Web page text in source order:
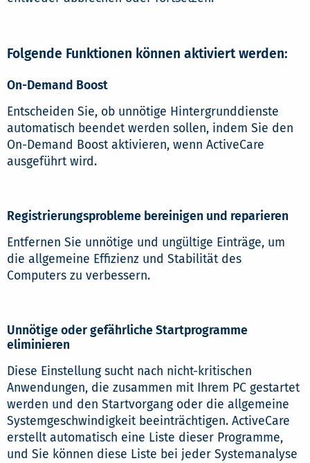
Folgende Funktionen können aktiviert werden:
On-Demand Boost
Entscheiden Sie, ob unnötige Hintergrunddienste
automatisch beendet werden sollen, indem Sie den
On-Demand Boost aktivieren, wenn ActiveCare
ausgeführt wird.
Registrierungsprobleme bereinigen und reparieren
Entfernen Sie unnötige und ungültige Einträge, um
die allgemeine Effizienz und Stabilität des
Computers zu verbessern.
Unnötige oder gefährliche Startprogramme
eliminieren
Diese Einstellung sucht nach nicht-kritischen
Anwendungen, die zusammen mit Ihrem PC gestartet
werden und den Startvorgang oder die allgemeine
Systemgeschwindigkeit beeinträchtigen. ActiveCare
erstellt automatisch eine Liste dieser Programme,
und Sie können diese Liste bei jeder Systemanalyse